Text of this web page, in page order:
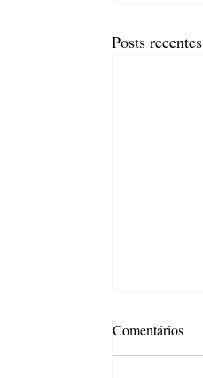
Posts recentes
Comentários